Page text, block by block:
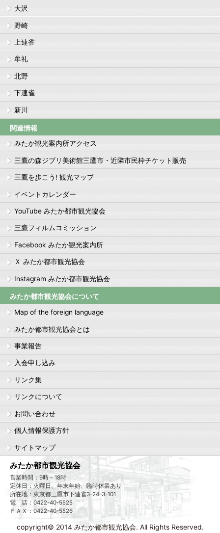
大沢
野崎
上連雀
牟礼
北野
下連雀
新川
関連情報
みたか観光案内所アクセス
三鷹の森ジブリ美術館三鷹市・近隣市民枠チケット販売
三鷹を歩こう! 観光マップ
イベントカレンダー
YouTube みたか都市観光協会
三鷹フィルムコミッション
Facebook みたか観光案内所
Ｘ みたか都市観光協会
Instagram みたか都市観光協会
みたか都市観光協会について
Map of the foreign language
みたか都市観光協会とは
事業報告
入会申し込み
リンク集
リンクについて
お問い合わせ
個人情報保護方針
サイトマップ
みたか都市観光協会
営業時間：9時～18時
定休日：火曜日、年末年始、臨時休業あり
所在地：東京都三鷹市下連雀3-24-3-101
電 話：0422-40-5525
ＦＡＸ：0422-40-5526
copyright© 2014 みたか都市観光協会. All Rights Reserved.